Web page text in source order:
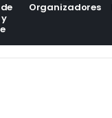
Organizadores